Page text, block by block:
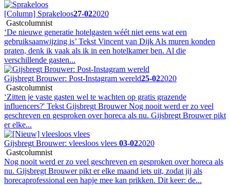
[Column] Sprakeloos27-022020
Gastcolumnist
‘De nieuwe generatie hotelgasten wéét niet eens wat een
gebruiksaanwijzing is’ Tekst Vincent van Dijk Als muren konden
praten, denk ik vaak als ik in een hotelkamer ben. Al die
verschillende gasten...
Gijsbregt Brouwer: Post-Instagram wereld25-022020
Gastcolumnist
‘Zitten je vaste gasten wel te wachten op gratis grazende
influencers?' Tekst Gijsbregt Brouwer Nog nooit werd er zo veel
geschreven en gesproken over horeca als nu. Gijsbregt Brouwer pikt
er elke...
Gijsbregt Brouwer: vleesloos vlees 03-022020
Gastcolumnist
Nog nooit werd er zo veel geschreven en gesproken over horeca als
nu. Gijsbregt Brouwer pikt er elke maand iets uit, zodat jij als
horecaprofessional een hapje mee kan prikken. Dit keer: de...